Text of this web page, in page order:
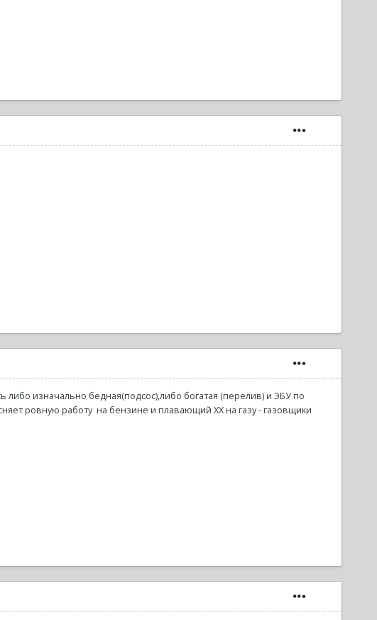
изначально бедная(подсос),либо богатая (перелив) и ЭБУ по
ровную работу на бензине и плавающий ХХ на газу - газовщики